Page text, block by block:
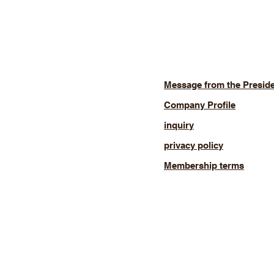
Message from the
Company Profile
inquiry
privacy policy
Membership terms